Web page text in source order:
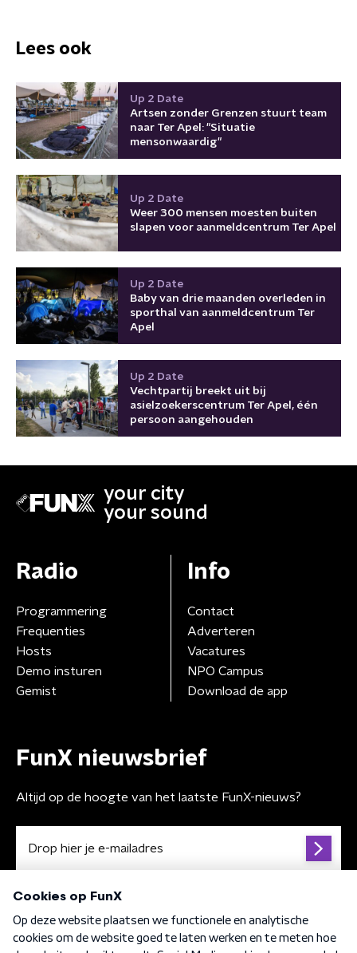
Lees ook
Up 2 Date
Artsen zonder Grenzen stuurt team
naar Ter Apel: "Situatie
mensonwaardig"
Up 2 Date
Weer 300 mensen moesten buiten
slapen voor aanmeldcentrum Ter Apel
Up 2 Date
Baby van drie maanden overleden in
sporthal van aanmeldcentrum Ter
Apel
Up 2 Date
Vechtpartij breekt uit bij
asielzoekerscentrum Ter Apel, één
persoon aangehouden
your city
your sound
Radio
Programmering
Frequenties
Hosts
Demo insturen
Gemist
Info
Contact
Adverteren
Vacatures
NPO Campus
Download de app
FunX nieuwsbrief
Altijd op de hoogte van het laatste FunX-nieuws?